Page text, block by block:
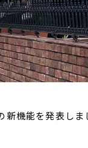
新機能を発表しま